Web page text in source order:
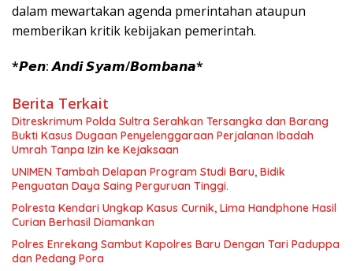
dalam mewartakan agenda pmerintahan ataupun
memberikan kritik kebijakan pemerintah.
*𝙋𝙚𝙣: 𝘼𝙣𝙙𝙞 𝙎𝙮𝙖𝙢/𝘽𝙤𝙢𝙗𝙖𝙣𝙖*
Berita Terkait
Ditreskrimum Polda Sultra Serahkan Tersangka dan Barang
Bukti Kasus Dugaan Penyelenggaraan Perjalanan Ibadah
Umrah Tanpa Izin ke Kejaksaan
UNIMEN Tambah Delapan Program Studi Baru, Bidik
Penguatan Daya Saing Perguruan Tinggi.
Polresta Kendari Ungkap Kasus Curnik, Lima Handphone Hasil
Curian Berhasil Diamankan
Polres Enrekang Sambut Kapolres Baru Dengan Tari Paduppa
dan Pedang Pora